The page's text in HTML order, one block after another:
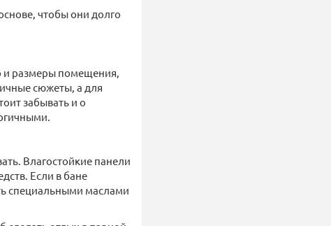
чтобы они долго
и размеры помещения,
сюжеты, а для
забывать и о
Влагостойкие панели
Если в бане
специальными маслами